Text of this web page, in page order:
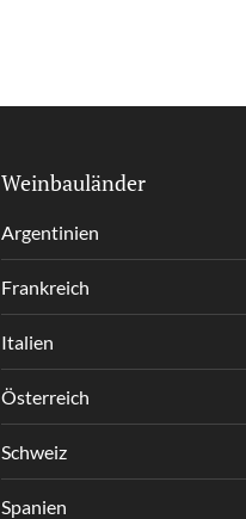
Weinbauländer
Argentinien
Frankreich
Italien
Österreich
Schweiz
Spanien